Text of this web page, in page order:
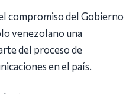
compromiso del Gobierno
venezolano una
del proceso de
en el país.